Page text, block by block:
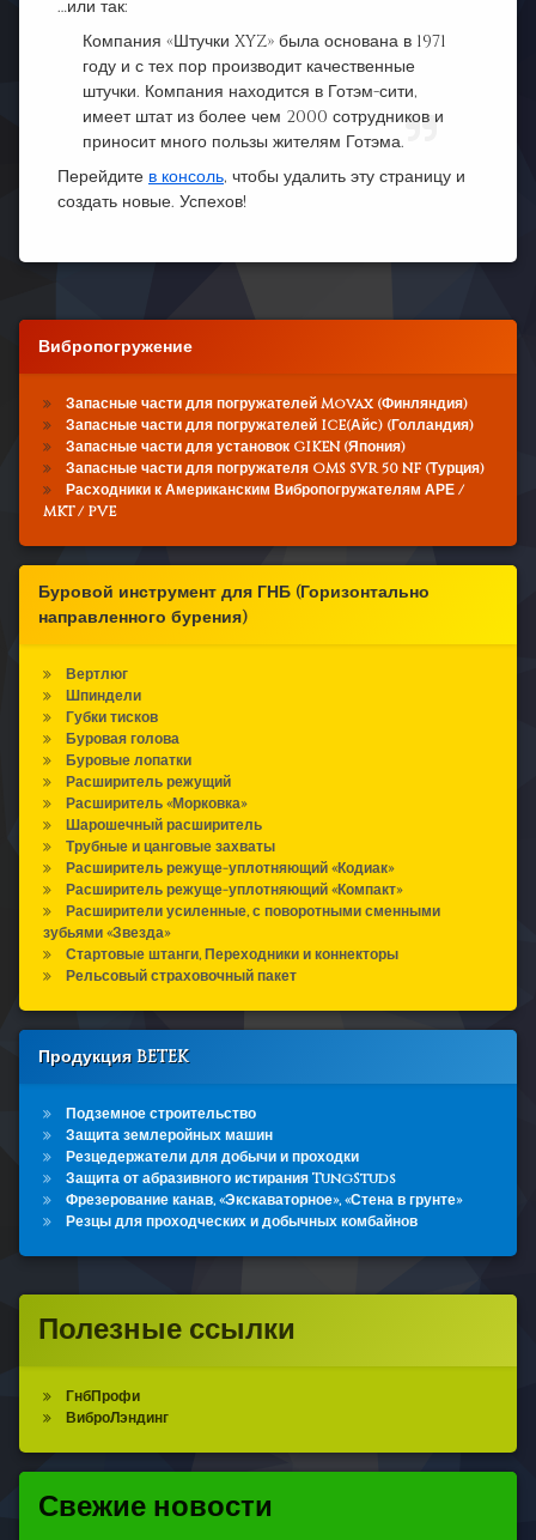
…или так:
Компания «Штучки XYZ» была основана в 1971
году и с тех пор производит качественные
штучки. Компания находится в Готэм-сити,
имеет штат из более чем 2000 сотрудников и
приносит много пользы жителям Готэма.
Перейдите в консоль, чтобы удалить эту страницу и
создать новые. Успехов!
Вибропогружение
Запасные части для погружателей Movax (Финляндия)
Запасные части для погружателей ICE(Айс) (Голландия)
Запасные части для установок GIKEN (Япония)
Запасные части для погружателя OMS SVR 50 NF (Турция)
Расходники к Американским Вибропогружателям АРЕ /
MKT / PVE
Буровой инструмент для ГНБ (Горизонтально
направленного бурения)
Вертлюг
Шпиндели
Губки тисков
Буровая голова
Буровые лопатки
Расширитель режущий
Расширитель «Морковка»
Шарошечный расширитель
Трубные и цанговые захваты
Расширитель режуще-уплотняющий «Кодиак»
Расширитель режуще-уплотняющий «Компакт»
Расширители усиленные, с поворотными сменными
зубьями «Звезда»
Стартовые штанги, Переходники и коннекторы
Рельсовый страховочный пакет
Продукция BETEK
Подземное строительство
Защита землеройных машин
Резцедержатели для добычи и проходки
Защита от абразивного истирания TungStuds
Фрезерование канав, «Экскаваторное», «Стена в грунте»
Резцы для проходческих и добычных комбайнов
Полезные ссылки
ГнбПрофи
ВиброЛэндинг
Свежие новости